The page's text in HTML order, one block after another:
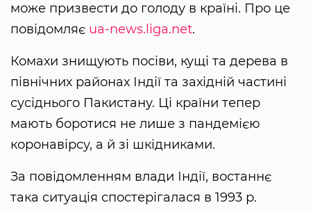
може призвести до голоду в країні. Про це
повідомляє ua-news.liga.net.
Комахи знищують посіви, кущі та дерева в
північних районах Індії та західній частині
сусіднього Пакистану. Ці країни тепер
мають боротися не лише з пандемією
коронавірсу, а й зі шкідниками.
За повідомленням влади Індії, востаннє
така ситуація спостерігалася в 1993 р.